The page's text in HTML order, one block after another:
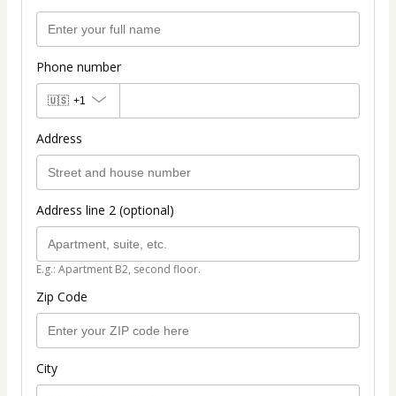
Phone number
🇺🇸 +1
Address
Address line 2 (optional)
E.g.: Apartment B2, second floor.
Zip Code
City